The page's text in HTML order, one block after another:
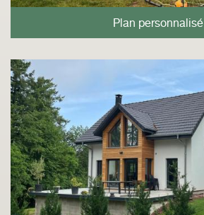
Plan personnalisé